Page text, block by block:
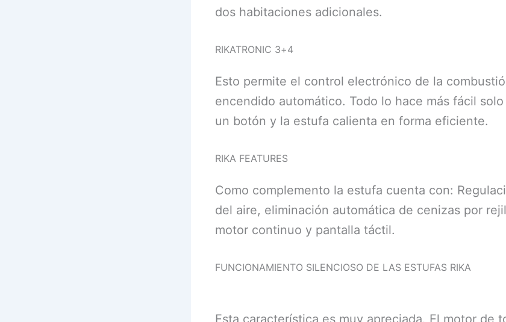
dos habitaciones adicionales.
RIKA­TRON­IC 3+4
Esto permite el control electrónico de la
encendido automático. Todo lo hace más fácil
un botón y la estufa calienta en forma eficiente.
RIKA FEATURES
Como complemento la estufa cuenta con:
del aire, eliminación automática de cenizas por
motor continuo y pantalla táctil.
FUNCIONAMIENTO SILENCIOSO DE LAS ESTUFAS RIKA
Esta característica es muy apreciada. El motor de